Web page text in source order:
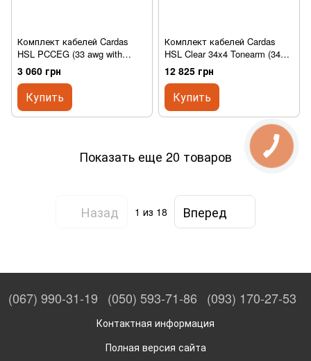
Комплект кабелей Cardas
HSL PCCEG (33 awg with
PCCEG clips 1.5" long) set of 4
3 060 грн
Купить
Комплект кабелей Cardas
HSL Clear 34x4 Tonearm (34
awg with PCCER to tinned, 24")
12 825 грн
Купить
Показать еще 20 товаров
Назад 1 из 18 Вперед
(067) 990-31-19 (050) 593-71-86 (093) 170-27-53
Контактная информация
Полная версия сайта